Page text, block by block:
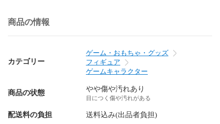
商品の情報
カテゴリー
ゲーム・おもちゃ・グッズ
フィギュア
ゲームキャラクター
商品の状態 やや傷や汚れあり
目につく傷や汚れがある
配送料の負担 送料込み(出品者負担)